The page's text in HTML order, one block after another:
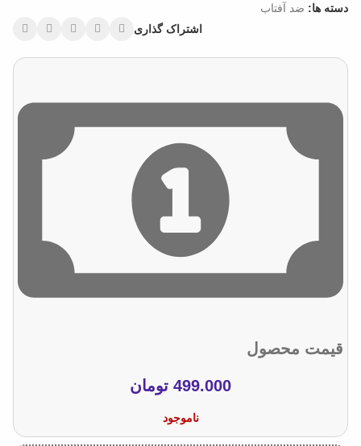
دسته ها: ضد آفتاب
اشتراک گذاری
قیمت محصول
499.000 تومان
ناموجود